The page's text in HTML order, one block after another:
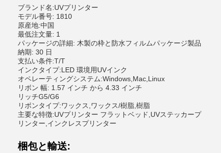
ブランド名:UVプリンター
モデル番号: 1810
原産地:中国
最低注文量: 1
パッケージの詳細: 木製の枠と防水フィルムパッケージ製品
納期: 30 日
支払い条件:T/T
インクタイプ:LED 環境用UVインク
オペレーティングシステム:Windows,Mac,Linux
リボン 幅: 1.57 インチ から 4.33 インチ
リッチG5/G6
リボンタイプ:ワックス,ワックス/樹脂,樹脂
主要な特徴:UVプリンター フラットベッド,UVステッカープ
リンター,インクレスプリンター
梱包と輸送: